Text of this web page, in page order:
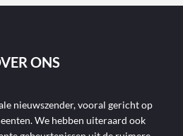
ONS
nieuwszender, vooral gericht op
We hebben uiteraard ook